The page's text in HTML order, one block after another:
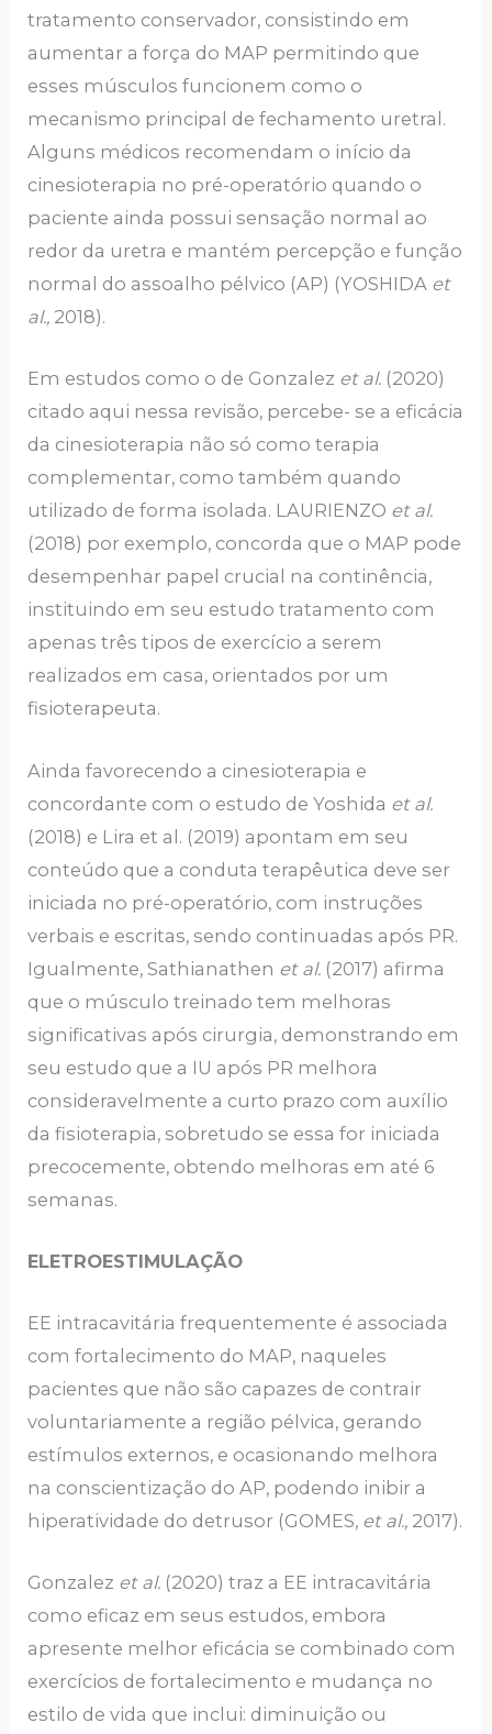
tratamento conservador, consistindo em
aumentar a força do MAP permitindo que
esses músculos funcionem como o
mecanismo principal de fechamento uretral.
Alguns médicos recomendam o início da
cinesioterapia no pré-operatório quando o
paciente ainda possui sensação normal ao
redor da uretra e mantém percepção e função
normal do assoalho pélvico (AP) (YOSHIDA et
al., 2018).
Em estudos como o de Gonzalez et al. (2020)
citado aqui nessa revisão, percebe- se a eficácia
da cinesioterapia não só como terapia
complementar, como também quando
utilizado de forma isolada. LAURIENZO et al.
(2018) por exemplo, concorda que o MAP pode
desempenhar papel crucial na continência,
instituindo em seu estudo tratamento com
apenas três tipos de exercício a serem
realizados em casa, orientados por um
fisioterapeuta.
Ainda favorecendo a cinesioterapia e
concordante com o estudo de Yoshida et al.
(2018) e Lira et al. (2019) apontam em seu
conteúdo que a conduta terapêutica deve ser
iniciada no pré-operatório, com instruções
verbais e escritas, sendo continuadas após PR.
Igualmente, Sathianathen et al. (2017) afirma
que o músculo treinado tem melhoras
significativas após cirurgia, demonstrando em
seu estudo que a IU após PR melhora
consideravelmente a curto prazo com auxílio
da fisioterapia, sobretudo se essa for iniciada
precocemente, obtendo melhoras em até 6
semanas.
ELETROESTIMULAÇÃO
EE intracavitária frequentemente é associada
com fortalecimento do MAP, naqueles
pacientes que não são capazes de contrair
voluntariamente a região pélvica, gerando
estímulos externos, e ocasionando melhora
na conscientização do AP, podendo inibir a
hiperatividade do detrusor (GOMES, et al., 2017).
Gonzalez et al. (2020) traz a EE intracavitária
como eficaz em seus estudos, embora
apresente melhor eficácia se combinado com
exercícios de fortalecimento e mudança no
estilo de vida que inclui: diminuição ou